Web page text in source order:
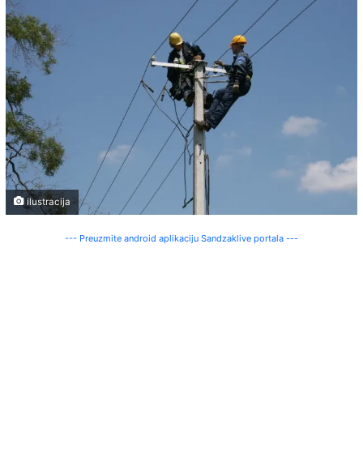
ilustracija
--- Preuzmite android aplikaciju Sandzaklive portala ---